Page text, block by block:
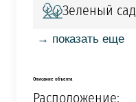
Зеленый сад
→ показать еще
Описание объекта